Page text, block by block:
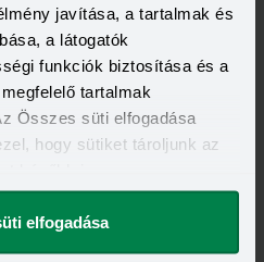
javítása, a tartalmak és
a látogatók
funkciók biztosítása és a
tartalmak
Összes süti elfogadása
hogy sütiket tároljunk az
elfogadása
az Allianz-ot!
4,80/5